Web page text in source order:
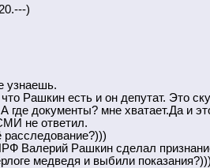
)
узнаешь.
Рашкин есть и он депутат. Это
где документы? мне хватает.Да и
не ответил.
Валерий Рашкин сделал
медведя и выбили